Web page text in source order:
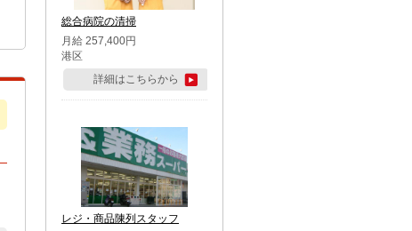
総合病院の清掃
月給 257,400円
港区
詳細はこちらから
レジ・商品陳列スタッフ